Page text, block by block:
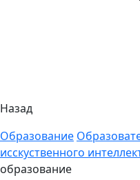
Назад
Образование
исскуственного
образование